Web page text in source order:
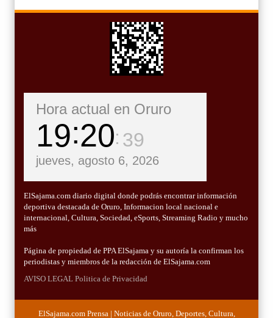
Hora actual en Oruro
19 20 40
jueves, agosto 6, 2026
ElSajama.com diario digital donde podrás encontrar información
deportiva destacada de Oruro, Informacion local nacional e
internacional, Cultura, Sociedad, eSports, Streaming Radio y mucho
más
Página de propiedad de PPA ElSajama y su autoría la confirman los
periodistas y miembros de la redacción de ElSajama.com
AVISO LEGAL Politica de Privacidad
ElSajama.com Prensa | Noticias de Oruro, Deportes, Cultura,